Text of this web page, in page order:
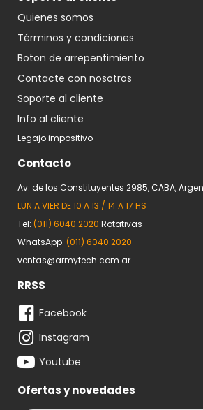
Quienes somos
Términos y condiciones
Boton de arrepentimiento
Contacte con nosotros
Soporte al cliente
Info al cliente
Legajo impositivo
Contacto
Av. de los Constituyentes 2985, CABA,
LUN A VIER DE 10 A 13 / 14 A 17 HS
Tel: (011) 6040.2020 Rotativas
WhatsApp: (011) 6040.2020
ventas@armytech.com.ar
RRSS
Facebook
Instagram
Youtube
Ofertas y novedades